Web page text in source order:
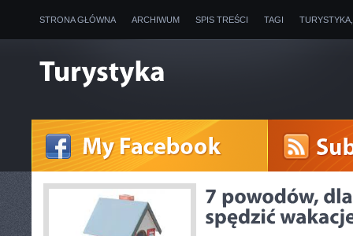
STRONA GŁÓWNA ARCHIWUM SPIS TREŚCI TAGI